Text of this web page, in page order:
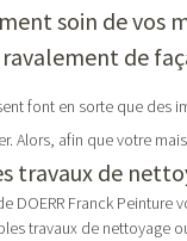
soin de vos
de
font en sorte que des
Alors, afin que votre
travaux de
DOERR Franck Peinture
travaux de nettoyage